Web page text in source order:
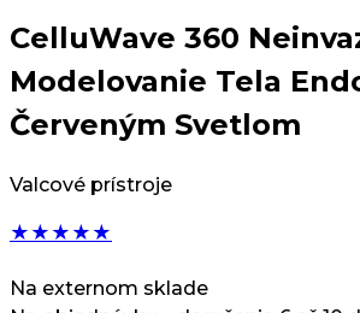
CelluWave 360
Modelovanie Tela
Červeným Svetlom
Valcové prístroje
★ ★ ★ ★ ★
Na externom sklade